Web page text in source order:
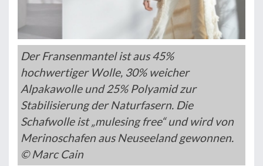
Der Fransenmantel ist aus 45%
hochwertiger Wolle, 30% weicher
Alpakawolle und 25% Polyamid zur
Stabilisierung der Naturfasern. Die
Schafwolle ist „mulesing free“ und wird von
Merinoschafen aus Neuseeland gewonnen.
© Marc Cain